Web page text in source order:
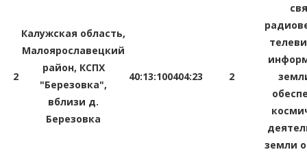
2
Калужская область,
Малоярославецкий
район, КСПХ
"Березовка",
вблизи д.
Березовка
40:13:100404:23 2
земли